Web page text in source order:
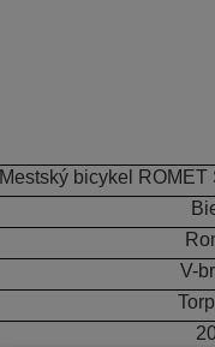
Mestský bicykel
V-